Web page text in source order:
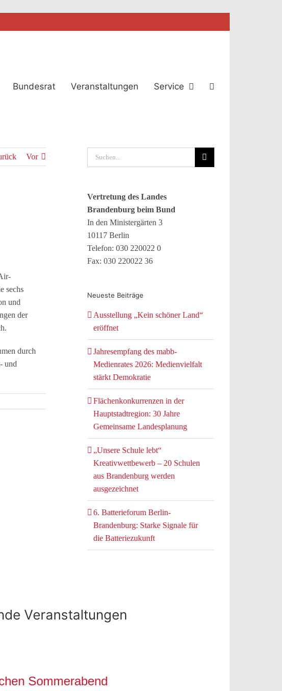
Bundesrat Veranstaltungen Service
Vor
sechs
und
der
durch
und
Suche
nach:
Vertretung des Landes
Brandenburg beim Bund
In den Ministergärten 3
10117 Berlin
Telefon: 030 220022 0
Fax: 030 220022 36
Neueste Beiträge
Ausstellung „Kein schöner Land“
eröffnet
Jahresempfang des mabb-
Medienrates 2026: Medienvielfalt
stärkt Demokratie
Flächenkonkurrenzen in der
Hauptstadtregion: 30 Jahre
Gemeinsame Landesplanung
„Unsere Schule lebt“
Kreativwettbewerb – 20 Schulen
aus Brandenburg werden
ausgezeichnet
6. Batterieforum Berlin-
Brandenburg: Starke Signale für
die Batteriezukunft
Veranstaltungen
Sommerabend